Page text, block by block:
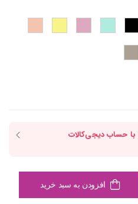
افزودن به سبد خرید